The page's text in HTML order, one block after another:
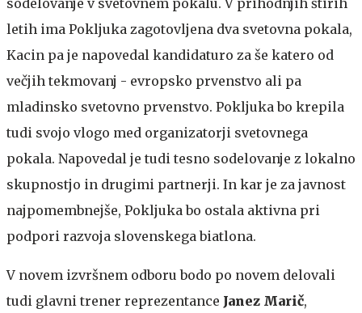
letih ima Pokljuka zagotovljena dva svetovna pokala,
Kacin pa je napovedal kandidaturo za še katero od
večjih tekmovanj - evropsko prvenstvo ali pa
mladinsko svetovno prvenstvo. Pokljuka bo krepila
tudi svojo vlogo med organizatorji svetovnega
pokala. Napovedal je tudi tesno sodelovanje z lokalno
skupnostjo in drugimi partnerji. In kar je za javnost
najpomembnejše, Pokljuka bo ostala aktivna pri
podpori razvoja slovenskega biatlona.
V novem izvršnem odboru bodo po novem delovali
tudi glavni trener reprezentance Janez Marič,